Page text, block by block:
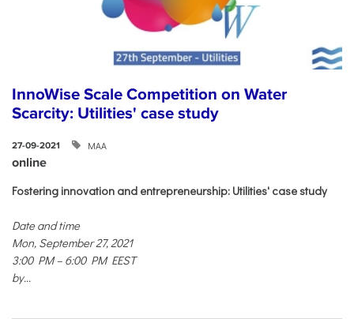
InnoWise Scale Competition on Water
Scarcity: Utilities' case study
27-09-2021 ΜΑΑ
online
Fostering innovation and entrepreneurship: Utilities' case study
Date and time
Mon, September 27, 2021
3:00 PM – 6:00 PM EEST
by...